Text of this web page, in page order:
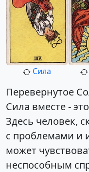
Сила
Перевернутое
Сила вместе -
Здесь человек,
с проблемами и
может
неспособным